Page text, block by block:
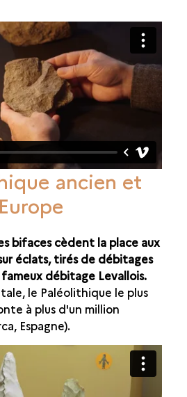
ancien et
bifaces cèdent la place aux
éclats, tirés de débitages
débitage Levallois.
le Paléolithique le plus
à plus d'un million
Espagne).